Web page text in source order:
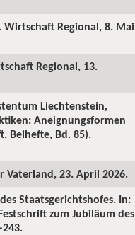
Regional, 8. Mai
Regional, 13.
Liechtenstein,
Aneignungsformen
Beihefte, Bd. 85).
Vaterland, 23. April 2026.
Staatsgerichtshofes. In:
zum Jubiläum des